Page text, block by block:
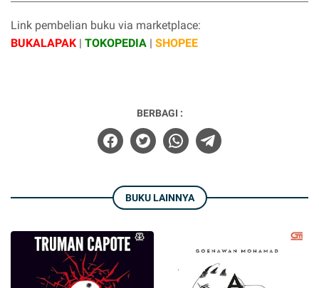
Link pembelian buku via marketplace:
BUKALAPAK | TOKOPEDIA | SHOPEE
BERBAGI :
BUKU LAINNYA